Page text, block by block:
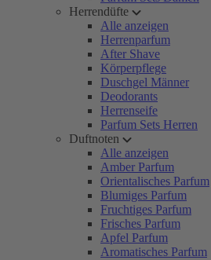
Herrendüfte
Alle anzeigen
Herrenparfum
After Shave
Körperpflege
Duschgel Männer
Deodorants
Herrenseife
Parfum Sets Herren
Duftnoten
Alle anzeigen
Amber Parfum
Orientalisches Parfum
Blumiges Parfum
Fruchtiges Parfum
Frisches Parfum
Apfel Parfum
Aromatisches Parfum